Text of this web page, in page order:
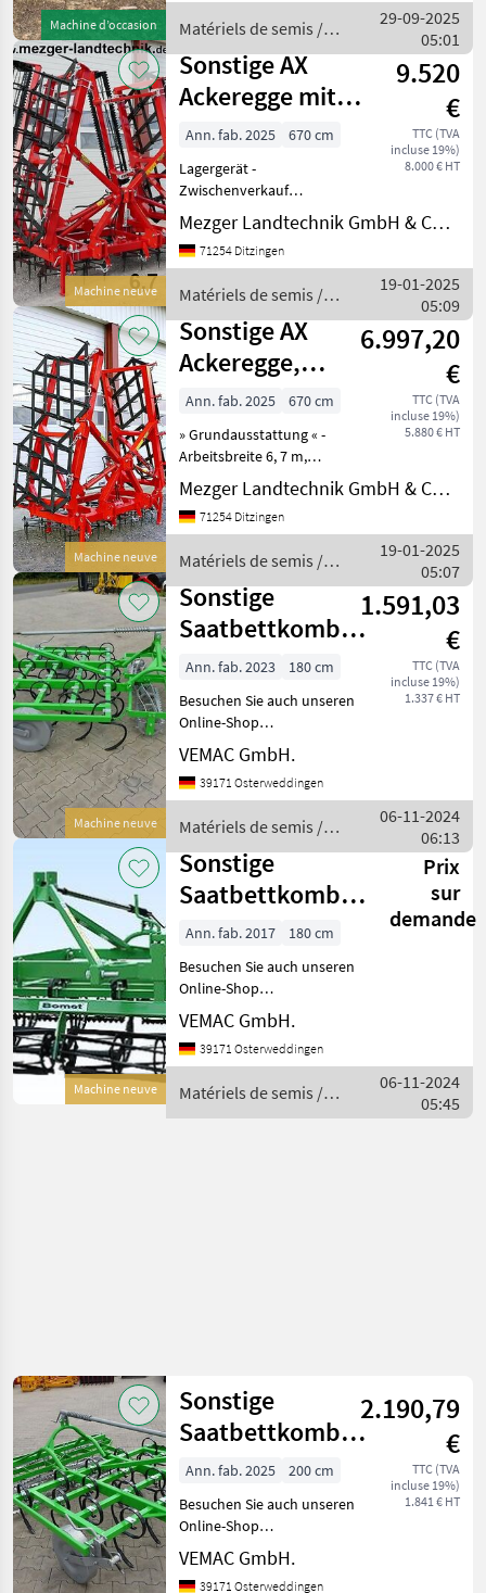
Machine d’occasion
Matériels de
Matériels de semis /
Sonstige
29-09-2025
05:01
Machine neuve
Sonstige AX
Ackeregge mit
Walze,
Spitzzahnegge
6,7 m (Lag
9.520
€
TTC (TVA
incluse 19%)
8.000 € HT
Ann. fab. 2025
670 cm
Lagergerät -
Zwischenverkauf
vorbehalten. »
Grundausstattung « -
Arbeitsbreite 6, 7 m,
Felder mit je 20
Ackereggenzinken - Starke
Zinken ca.
Mezger Landtechnik GmbH & Co. KG
71254 Ditzingen
Matériels de semis /
Sonstige
19-01-2025
05:09
Machine neuve
Sonstige AX
Ackeregge,
Spitzzahnegge
6,7 m
6.997,20
€
TTC (TVA
incluse 19%)
5.880 € HT
Ann. fab. 2025
670 cm
» Grundausstattung « -
Arbeitsbreite 6, 7 m,
hydraulisch klappbar - 6
Felder mit je 20
Ackereggenzinken - Starke
Hubzylinder - Mechanische
Mezger Landtechnik GmbH & Co. KG
71254 Ditzingen
Matériels de semis /
Sonstige
19-01-2025
05:07
Machine neuve
Sonstige
Saatbettkombination
180cm Bomet
Carina 180
Grubb
1.591,03
€
TTC (TVA
incluse 19%)
1.337 € HT
Ann. fab. 2023
180 cm
Besuchen Sie auch unseren
Online-Shop
www.traktorshop24. com
Saatbettkombination
Bomet Carina 180cm
250cm, 280cm, 300cm und
320cm lieferb
VEMAC GmbH.
39171 Osterweddingen
Matériels de semis /
Sonstige
06-11-2024
06:13
Machine neuve
Sonstige
Saatbettkombination
Bomet U724/1
Prix
sur
demande
Ann. fab. 2017
180 cm
Besuchen Sie auch unseren
Online-Shop
www.traktorshop24. com
Saatbettkombination
Bomet U724/1 Arbeitsbreite
280cm)
Saatbettkombinationen
VEMAC GmbH.
39171 Osterweddingen
Matériels de semis /
Sonstige
06-11-2024
05:45
Sonstige
Saatbettkombination
280cm Bomet
Carina 280
Grubb
2.190,79
€
TTC (TVA
incluse 19%)
1.841 € HT
Ann. fab. 2025
200 cm
Besuchen Sie auch unseren
Online-Shop
www.traktorshop24. com
Saatbettkombination
VEMAC GmbH.
39171 Osterweddingen